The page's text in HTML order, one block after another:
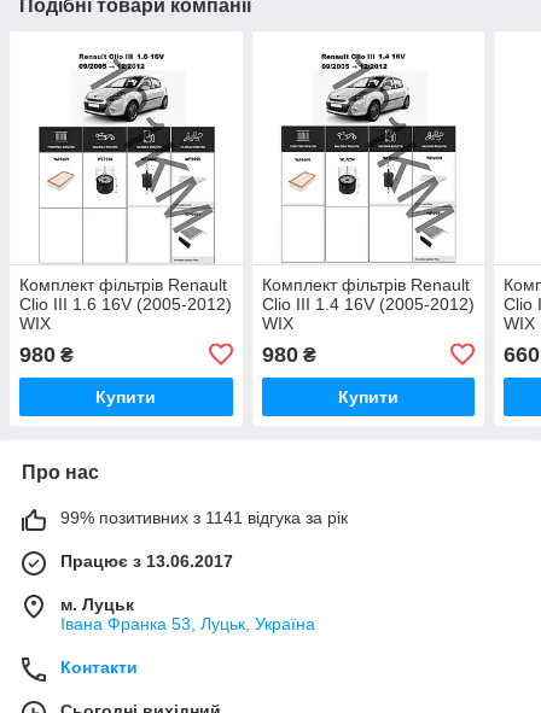
Подібні товари компанії
Комплект фільтрів Renault
Clio III 1.6 16V (2005-2012)
WIX
980 ₴
Купити
Комплект фільтрів Renault
Clio III 1.4 16V (2005-2012)
WIX
980₴
Купити
Clio
WIX
660
Про нас
99% позитивних з 1141 відгука за рік
Працює з 13.06.2017
м. Луцьк
Івана Франка 53, Луцьк, Україна
Контакти